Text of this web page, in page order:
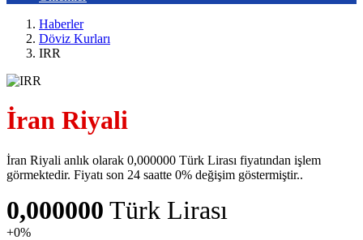
Haberler
Döviz Kurları
IRR
İran Riyali
İran Riyali anlık olarak 0,000000 Türk Lirası fiyatından işlem
görmektedir. Fiyatı son 24 saatte 0% değişim göstermiştir..
0,000000 Türk Lirası
+0%